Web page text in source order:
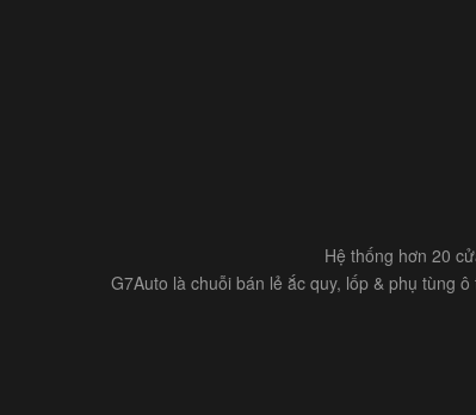
Hệ thống hơn 20
G7Auto là chuỗi bán lẻ ắc quy, lốp & phụ tùng